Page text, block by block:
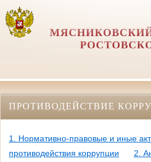
ПРОТИВОДЕЙСТВИЕ
1. Нормативно-правовые и иные
противодействия коррупции
2.